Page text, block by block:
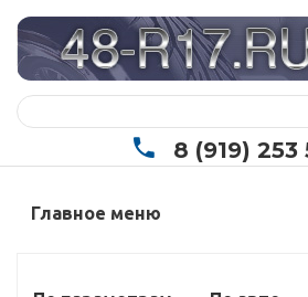
8 (919) 253
Главное меню